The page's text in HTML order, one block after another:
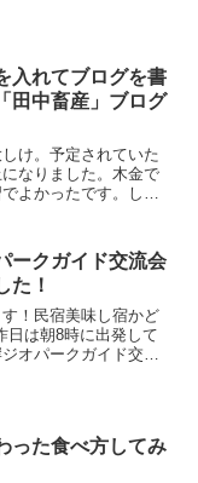
入れてブログを書
田中畜産」ブログ
け。予定されていた
なりました。木金で
よかったです。しか
いらしい。窒素酔い
言わな...
ークガイド交流会
た！
！民宿美味し宿かど
日は朝8時に出発して
オパークガイド交流
...
った食べ方してみ